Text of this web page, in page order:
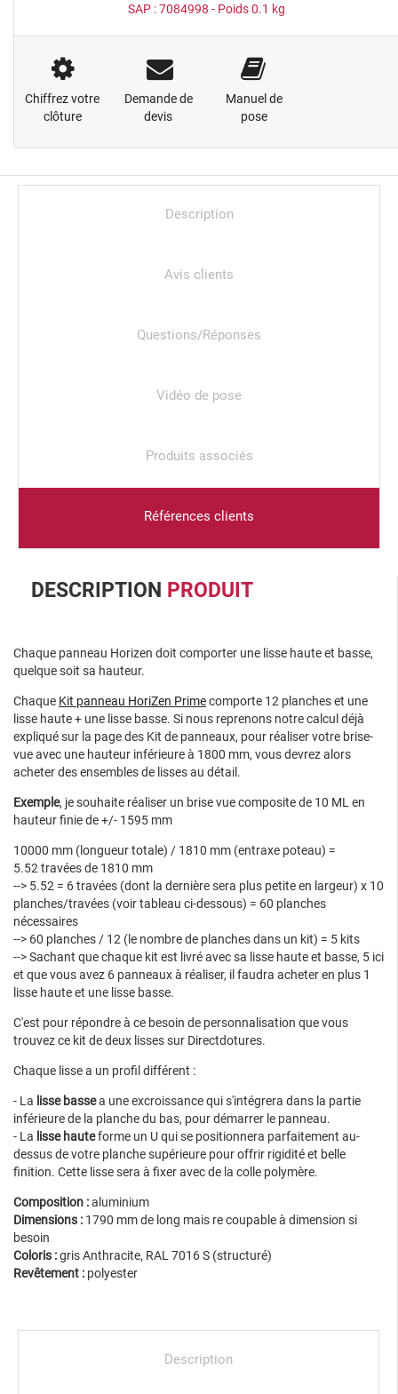
SAP :7084998 - Poids0.1 kg
Chiffrez votre
clôture
Demande de
devis
Manuel de
pose
Description
Avis clients
Questions/Réponses
Vidéo de pose
Produits associés
Références clients
DESCRIPTION PRODUIT
Chaque panneau Horizen doit comporter une lisse haute et basse,
quelque soit sa hauteur.
Chaque Kit panneau HoriZen Primecomporte 12 planches et une
lisse haute + une lisse basse. Si nous reprenons notre calcul déjà
expliqué sur la page des Kit de panneaux, pour réaliser votre brise-
vue avec une hauteur inférieure à 1800 mm, vous devrez alors
acheter des ensembles de lisses au détail.
Exemple, je souhaite réaliser un brise vue composite de 10 ML en
hauteur finie de +/- 1595 mm
10000 mm (longueur totale) / 1810 mm (entraxe poteau) =
5.52 travées de 1810 mm
--> 5.52 = 6 travées (dont la dernière sera plus petite en largeur) x 10
planches/travées (voir tableau ci-dessous) = 60 planches
nécessaires
--> 60 planches / 12 (le nombre de planches dans un kit) = 5 kits
--> Sachant que chaque kit est livré avec sa lisse haute et basse, 5 ici
et que vous avez 6 panneaux à réaliser, il faudra acheter en plus 1
lisse haute et une lisse basse.
C'est pour répondre à ce besoin de personnalisation que vous
trouvez ce kit de deux lisses sur Directdotures.
Chaque lisse a un profil différent :
- La lisse bassea une excroissance qui s'intégrera dans la partie
inférieure de la planche du bas, pour démarrer le panneau.
- La lisse hauteforme un U qui se positionnera parfaitement au-
dessus de votre planche supérieure pour offrir rigidité et belle
finition. Cette lisse sera à fixer avec de la colle polymère.
Composition :aluminium
Dimensions : 1790 mm de long mais re coupable à dimension si
besoin
Coloris :gris Anthracite, RAL 7016 S (structuré)
Revêtement : polyester
Description